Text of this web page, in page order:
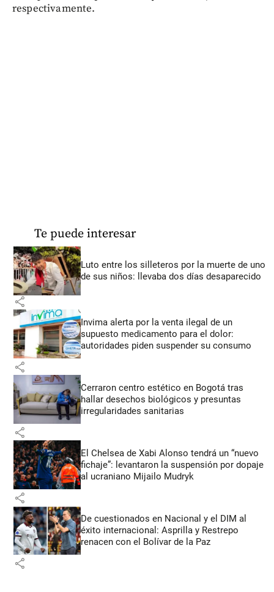
respectivamente.
Te puede interesar
Luto entre los silleteros por la muerte de uno
de sus niños: llevaba dos días desaparecido
share
Invima alerta por la venta ilegal de un
supuesto medicamento para el dolor:
autoridades piden suspender su consumo
share
Cerraron centro estético en Bogotá tras
hallar desechos biológicos y presuntas
irregularidades sanitarias
share
El Chelsea de Xabi Alonso tendrá un “nuevo
fichaje”: levantaron la suspensión por dopaje
al ucraniano Mijailo Mudryk
share
De cuestionados en Nacional y el DIM al
éxito internacional: Asprilla y Restrepo
renacen con el Bolívar de la Paz
share